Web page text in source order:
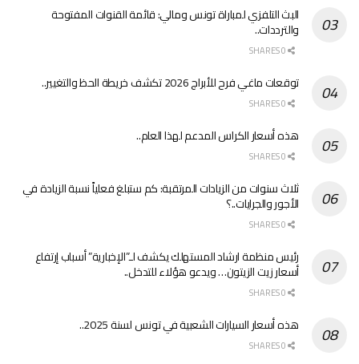
البث التلفزي لمباراة تونس ومالي: قائمة القنوات المفتوحة
والترددات..
توقعات ماغي فرح للأبراج 2026 تكشف خريطة الحظ والتغيير..
هذه أسعار الكراس المدعم لهذا العام..
ثلاث سنوات من الزيادات المرتقبة: كم ستبلغ فعلياً نسبة الزيادة في
الأجور والجرايات..؟
رئيس منظمة ارشاد المستهلك يكشف لـ”الإخبارية” أسباب إرتفاع
أسعار زيت الزيتون… ويدعو هؤلاء للتدخل..
هذه أسعار السيارات الشعبية في تونس لسنة 2025..